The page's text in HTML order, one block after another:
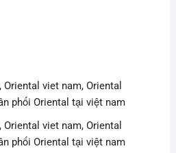
viet nam, Oriental
phối Oriental tại việt nam
viet nam, Oriental
phối Oriental tại việt nam